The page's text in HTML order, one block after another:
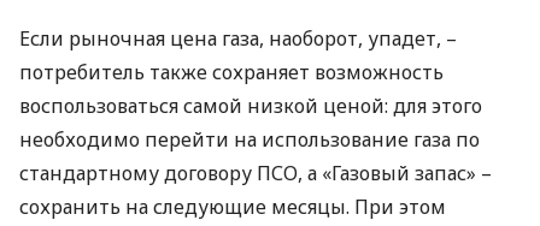
Если рыночная цена газа, наоборот, упадет, –
потребитель также сохраняет возможность
воспользоваться самой низкой ценой: для этого
необходимо перейти на использование газа по
стандартному договору ПСО, а «Газовый запас» –
сохранить на следующие месяцы. При этом